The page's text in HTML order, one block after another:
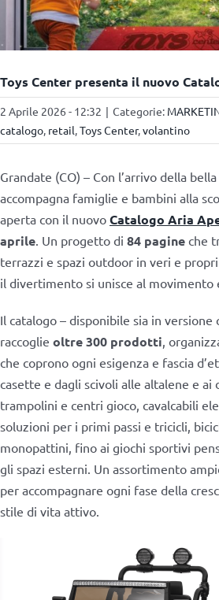
Toys Center presenta il nuovo
2 Aprile 2026 - 12:32 | Categorie:
catalogo, retail,Toys Center,volantino
Grandate (CO) – Con l’arrivo della
accompagna famiglie e bambini alla
aperta con il nuovo Catalogo Aria
aprile. Un progetto di 84 pagine che
terrazzi e spazi outdoor in veri e
il divertimento si unisce al movimento
Il catalogo – disponibile sia in versione
raccoglie oltre 300 prodotti,
che coprono ogni esigenza e fascia
casette e dagli scivoli alle altalene e ai
trampolini e centri gioco, cavalcabili
soluzioni per i primi passi e tricicli,
monopattini, fino ai giochi sportivi
gli spazi esterni. Un assortimento
per accompagnare ogni fase della
stile di vita attivo.